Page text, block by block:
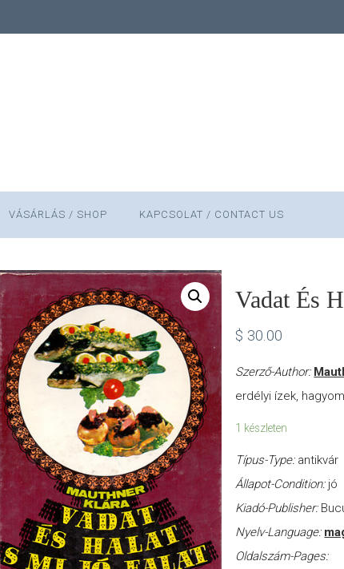
VÁSÁRLÁS / SHOP KAPCSOLAT / CONTACT US
Vadat És
$ 30.00
Szerző-Author:
erdélyi ízek,
1 készleten
Típus-Type: antikvár
Állapot-Condition: jó
Kiadó-Publisher:
Nyelv-Language:
Oldalszám-Pages: